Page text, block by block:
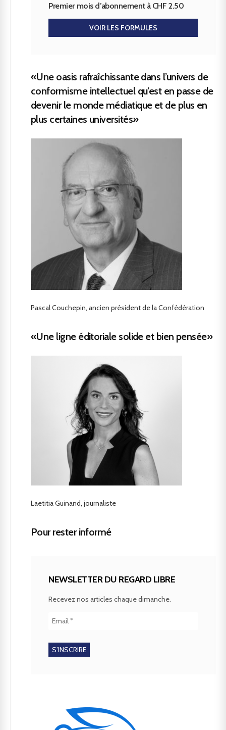
Premier mois d’abonnement à CHF 2.50
VOIR LES FORMULES
«Une oasis rafraîchissante dans l’univers de
conformisme intellectuel qu’est en passe de
devenir le monde médiatique et de plus en
plus certaines universités»
Pascal Couchepin, ancien président de la Confédération
«Une ligne éditoriale solide et bien pensée»
Laetitia Guinand, journaliste
Pour rester informé
NEWSLETTER DU REGARD LIBRE
Recevez nos articles chaque dimanche.